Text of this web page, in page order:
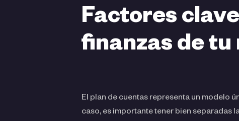
Factores
finanzas de tu
El plan de cuentas representa un modelo
caso, es importante tener bien separadas